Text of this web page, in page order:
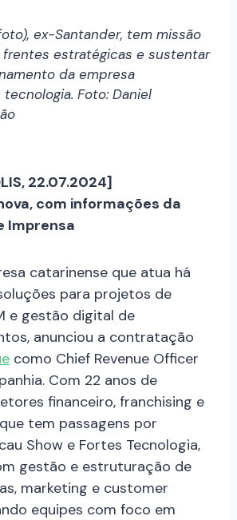
ex-Santander, tem missão
frentes estratégicas e sustentar
da empresa
Foto: Daniel
22.07.2024]
com informações da
Imprensa
catarinense que atua há
para projetos de
e gestão digital de
anunciou a contratação
como Chief Revenue Officer
Com 22 anos de
financeiro, franchising e
tem passagens por
Show e Fortes Tecnologia,
gestão e estruturação de
marketing e customer
equipes com foco em